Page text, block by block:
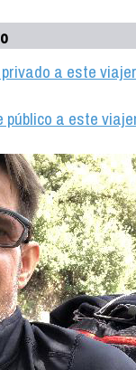
a este
público a este